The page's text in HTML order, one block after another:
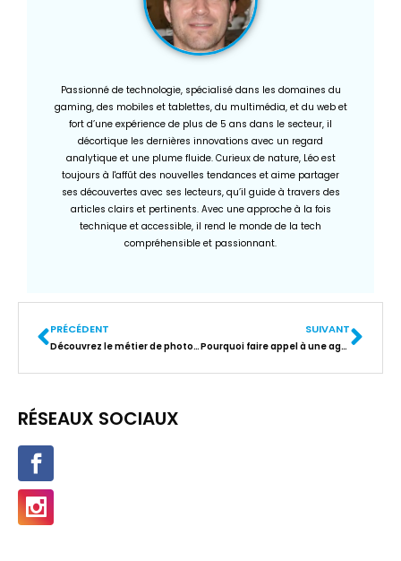
Passionné de technologie, spécialisé dans les domaines du
gaming, des mobiles et tablettes, du multimédia, et du web et
fort d’une expérience de plus de 5 ans dans le secteur, il
décortique les dernières innovations avec un regard
analytique et une plume fluide. Curieux de nature, Léo est
toujours à l'affût des nouvelles tendances et aime partager
ses découvertes avec ses lecteurs, qu’il guide à travers des
articles clairs et pertinents. Avec une approche à la fois
technique et accessible, il rend le monde de la tech
compréhensible et passionnant.
PRÉCÉDENT
Découvrez le métier de photographe d’architecture à Aix-en-Provence
SUIVANT
Pourquoi faire appel à une agence Web pour booster vos ventes e-commerce ?
RÉSEAUX SOCIAUX